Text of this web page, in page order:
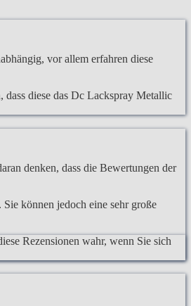
vor allem erfahren diese
diese das Dc Lackspray Metallic
denken, dass die Bewertungen der
können jedoch eine sehr große
Rezensionen wahr, wenn Sie sich